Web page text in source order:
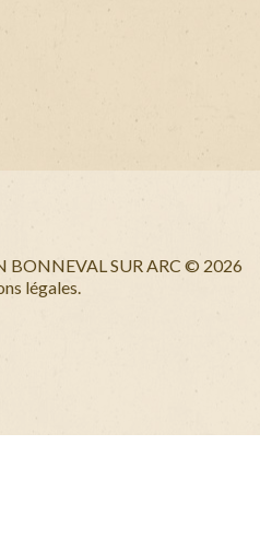
BONNEVAL SUR ARC © 2026
légales.